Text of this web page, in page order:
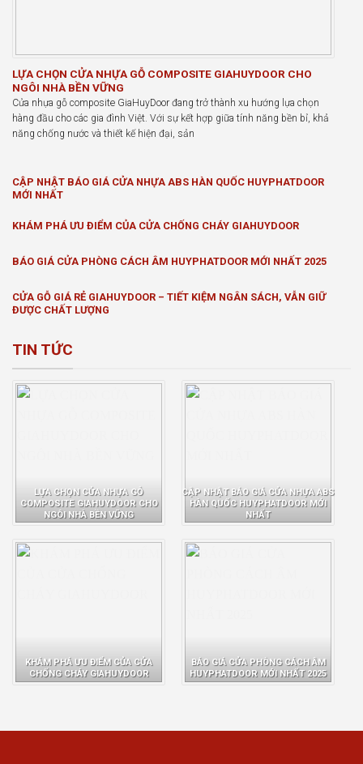
LỰA CHỌN CỬA NHỰA GỖ COMPOSITE GIAHUYDOOR CHO
NGÔI NHÀ BỀN VỮNG
Cửa nhựa gỗ composite GiaHuyDoor đang trở thành xu hướng lựa chọn
hàng đầu cho các gia đình Việt. Với sự kết hợp giữa tính năng bền bỉ, khả
năng chống nước và thiết kế hiện đại, sản
CẬP NHẬT BÁO GIÁ CỬA NHỰA ABS HÀN QUỐC HUYPHATDOOR
MỚI NHẤT
KHÁM PHÁ ƯU ĐIỂM CỦA CỬA CHỐNG CHÁY GIAHUYDOOR
BÁO GIÁ CỬA PHÒNG CÁCH ÂM HUYPHATDOOR MỚI NHẤT 2025
CỬA GỖ GIÁ RẺ GIAHUYDOOR – TIẾT KIỆM NGÂN SÁCH, VẪN GIỮ
ĐƯỢC CHẤT LƯỢNG
TIN TỨC
LỰA CHỌN CỬA NHỰA GỖ
COMPOSITE GIAHUYDOOR CHO
NGÔI NHÀ BỀN VỮNG
CẬP NHẬT BÁO GIÁ CỬA NHỰA ABS
HÀN QUỐC HUYPHATDOOR MỚI
NHẤT
KHÁM PHÁ ƯU ĐIỂM CỦA CỬA
CHỐNG CHÁY GIAHUYDOOR
BÁO GIÁ CỬA PHÒNG CÁCH ÂM
HUYPHATDOOR MỚI NHẤT 2025